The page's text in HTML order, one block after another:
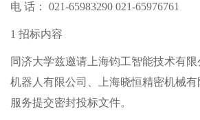
电 话： 021-65983290 021-65976761
1 招标内容
同济大学兹邀请上海钧工智能技术有
机器人有限公司、上海晓恒精密机械
服务提交密封投标文件。